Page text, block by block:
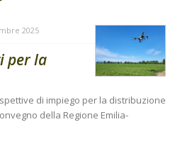
2025
per la
di impiego per la distribuzione
della Regione Emilia-